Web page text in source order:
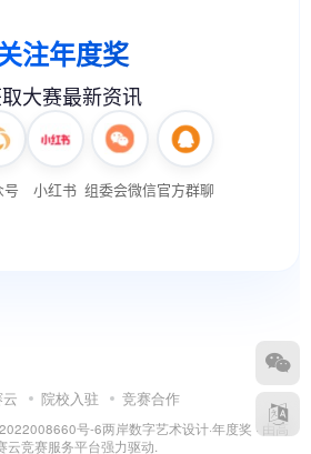
院校入驻 竞赛合作
号-6两岸数字艺术设计·年度奖 · 由高
云竞赛服务平台强力驱动.